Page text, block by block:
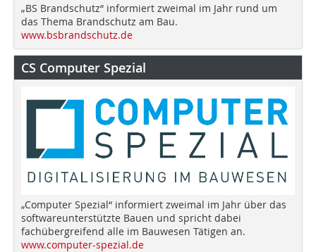
„BS Brandschutz“ informiert zweimal im Jahr rund um
das Thema Brandschutz am Bau.
www.bsbrandschutz.de
CS Computer Spezial
„Computer Spezial“ informiert zweimal im Jahr über das
softwareunterstützte Bauen und spricht dabei
fachübergreifend alle im Bauwesen Tätigen an.
www.computer-spezial.de